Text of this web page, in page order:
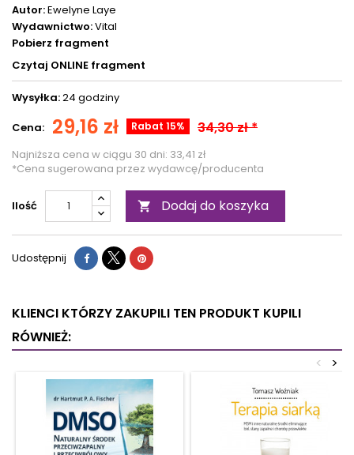
Autor:Ewelyne Laye
Wydawnictwo:Vital
Pobierz fragment
Czytaj ONLINE fragment
Wysyłka:24 godziny
Cena: 29,16 zł Rabat 15% 34,30 zł *
Najniższa cena w ciągu 30 dni: 33,41 zł
*Cena sugerowana przez wydawcę/producenta
Ilość  Dodaj do koszyka
Udostępnij
KLIENCI KTÓRZY ZAKUPILI TEN PRODUKT KUPILI
RÓWNIEŻ:
>
<